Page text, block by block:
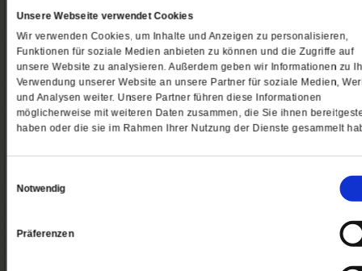
Unsere Webseite verwendet Cookies
Wir verwenden Cookies, um Inhalte und Anzeigen zu personalisieren,
Funktionen für soziale Medien anbieten zu können und die Zugriffe auf
unsere Website zu analysieren. Außerdem geben wir Informationen zu
Verwendung unserer Website an unsere Partner für soziale Medien,
und Analysen weiter. Unsere Partner führen diese Informationen
möglicherweise mit weiteren Daten zusammen, die Sie ihnen
haben oder die sie im Rahmen Ihrer Nutzung der Dienste gesammelt
Notwendig
Präferenzen
Beine.
Mit demStudenten-Abo sparen Sie.
Studenten-Abo Print PF Studenten-Digital-Abo